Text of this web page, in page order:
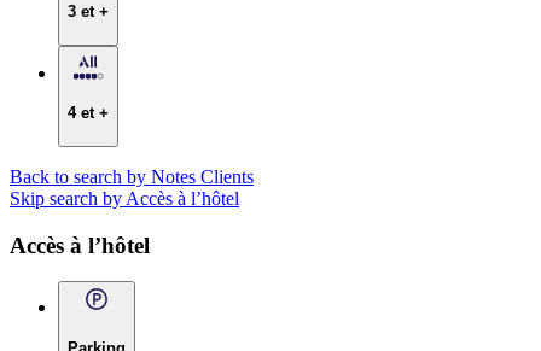
3 et +
4 et +
Back to search by Notes Clients
Skip search by Accès à l’hôtel
Accès à l’hôtel